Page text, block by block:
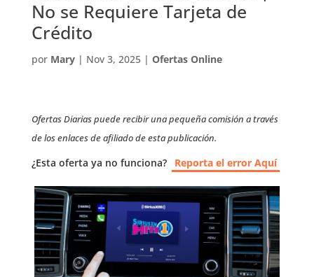
No se Requiere Tarjeta de
Crédito
por Mary| Nov 3, 2025| Ofertas Online
Ofertas Diarias puede recibir una pequeña comisión a través
de los enlaces de afiliado de esta publicación.
¿Esta oferta ya no funciona? Reporta el error Aquí